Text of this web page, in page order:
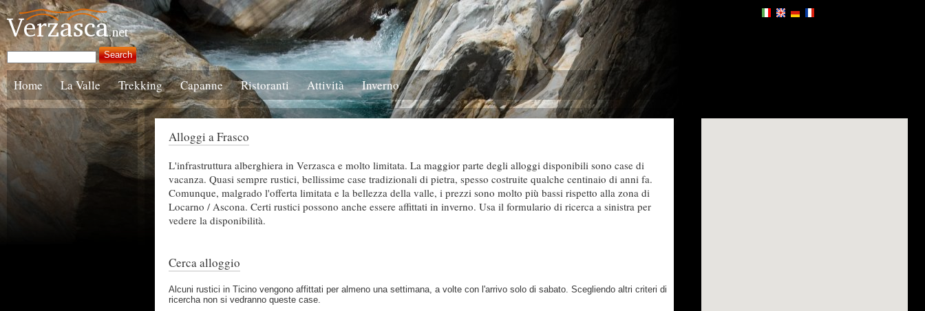
Home La Valle Trekking Capanne Ristoranti Attività Inverno
Alloggi a Frasco
L'infrastruttura alberghiera in Verzasca e molto limitata. La maggior parte degli alloggi disponibili sono case di
vacanza. Quasi sempre rustici, bellissime case tradizionali di pietra, spesso costruite qualche centinaio di anni fa.
Comunque, malgrado l'offerta limitata e la bellezza della valle, i prezzi sono molto più bassi rispetto alla zona di
Locarno / Ascona. Certi rustici possono anche essere affittati in inverno. Usa il formulario di ricerca a sinistra per
vedere la disponibilità.
Cerca alloggio
Alcuni rustici in Ticino vengono affittati per almeno una settimana, a volte con l'arrivo solo di sabato. Scegliendo altri criteri di
ricercha non si vedranno queste case.